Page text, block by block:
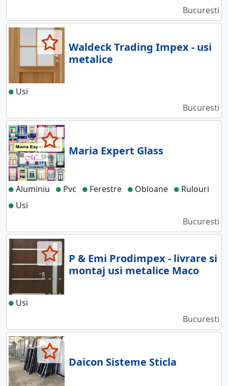
Bucuresti
Waldeck Trading Impex - usi
metalice
Usi
Bucuresti
Maria Expert Glass
Aluminiu Pvc Ferestre Obloane
Rulouri
Usi
Bucuresti
P & Emi Prodimpex - livrare si
montaj usi metalice Maco
Usi
Bucuresti
Daicon Sisteme Sticla